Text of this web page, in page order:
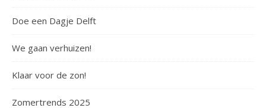
Doe een Dagje Delft
We gaan verhuizen!
Klaar voor de zon!
Zomertrends 2025